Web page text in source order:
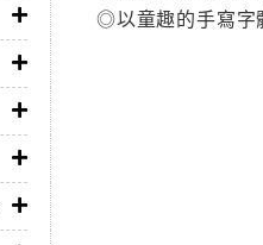
◎以童趣的手寫字